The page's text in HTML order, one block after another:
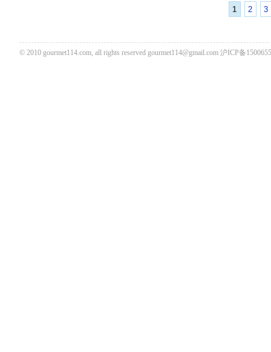
1 2 3
© 2010 gourmet114.com, all rights reserved gourmet114@gmail.com 沪ICP备